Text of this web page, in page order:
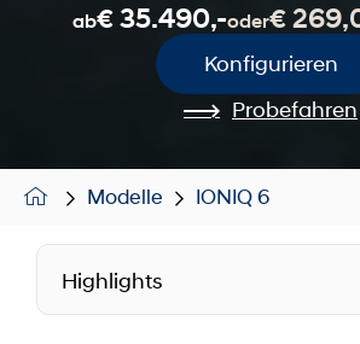
ab€ 35.490,-oder€
Konfigurieren
Probefahren
Modelle IONIQ 6
Highlights